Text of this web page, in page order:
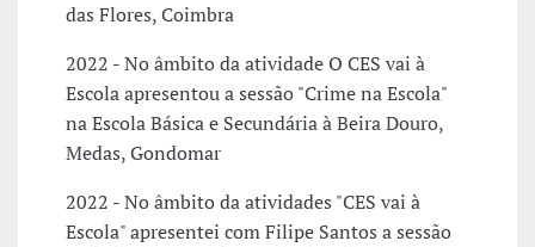
das Flores, Coimbra
2022 - No âmbito da atividade O CES vai à
Escola apresentou a sessão "Crime na Escola"
na Escola Básica e Secundária à Beira Douro,
Medas, Gondomar
2022 - No âmbito da atividades "CES vai à
Escola" apresentei com Filipe Santos a sessão